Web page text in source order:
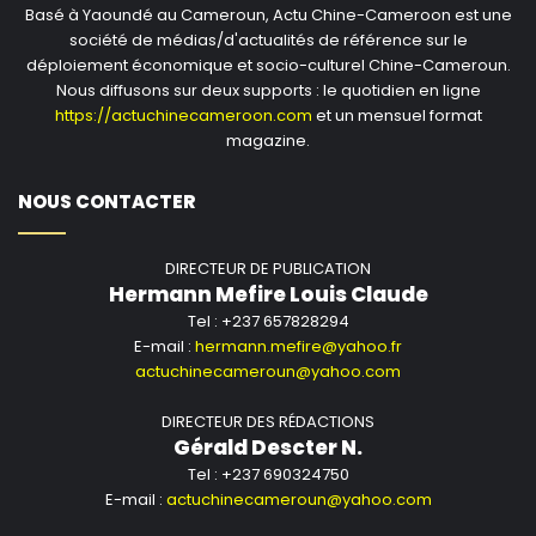
financées et dirigées par des Africains, une conviction
qui a donné naissance à Afreximbank, à Shelter Afrique
Development Bank et à l’African Business Roundtable. «
Le Dr Ndiaye avait compris que la véritable
indépendance signifie avoir la capacité de se
que soient les changements qui surviennent dans le
monde qui nous entoure », a-t-il déclaré. M. Elombi a
réaffirmé l’engagement d’Afreximbank envers
l’héritage de M. Ndiaye, soulignant que le programme
doit se poursuivre « jusqu’à ce que la tâche du
développement soit largement accomplie ».
Au cours d’une discussion informelle animée
conjointement par Anver Versi, rédacteur en chef du
magazine New African, et Omar Ben Yedder, éditeur et
directeur général du groupe IC Publications, le Dr
Basé à Yaoundé au Cameroun, Actu Chine-Cameroon est une
société de médias/d'actualités de référence sur le
déploiement économique et socio-culturel Chine-Cameroun.
Nous diffusons sur deux supports : le quotidien en ligne
https://actuchinecameroon.com et un mensuel format
magazine.
NOUS CONTACTER
DIRECTEUR DE PUBLICATION
Hermann Mefire Louis Claude
Tel : +237 657828294
E-mail : hermann.mefire@yahoo.fr
actuchinecameroun@yahoo.com
DIRECTEUR DES RÉDACTIONS
Gérald Descter N.
Tel : +237 690324750
E-mail : actuchinecameroun@yahoo.com